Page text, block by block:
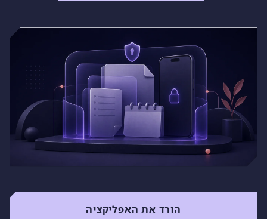
הורד את האפליקציה